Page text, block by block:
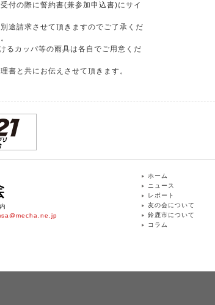
付の際に誓約書(兼参加申込書)にサイ
途請求させて頂きますのでご了承くだ
るカッパ等の雨具は各自でご用意くだ
書と共にお伝えさせて頂きます。
ホーム
ニュース
レポート
友の会について
鈴鹿市について
コラム